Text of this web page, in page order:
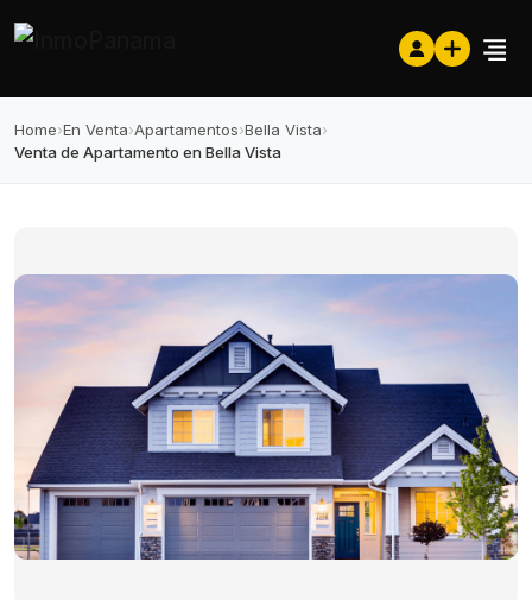
Home›En Venta›Apartamentos›Bella Vista›
Venta de Apartamento en Bella Vista